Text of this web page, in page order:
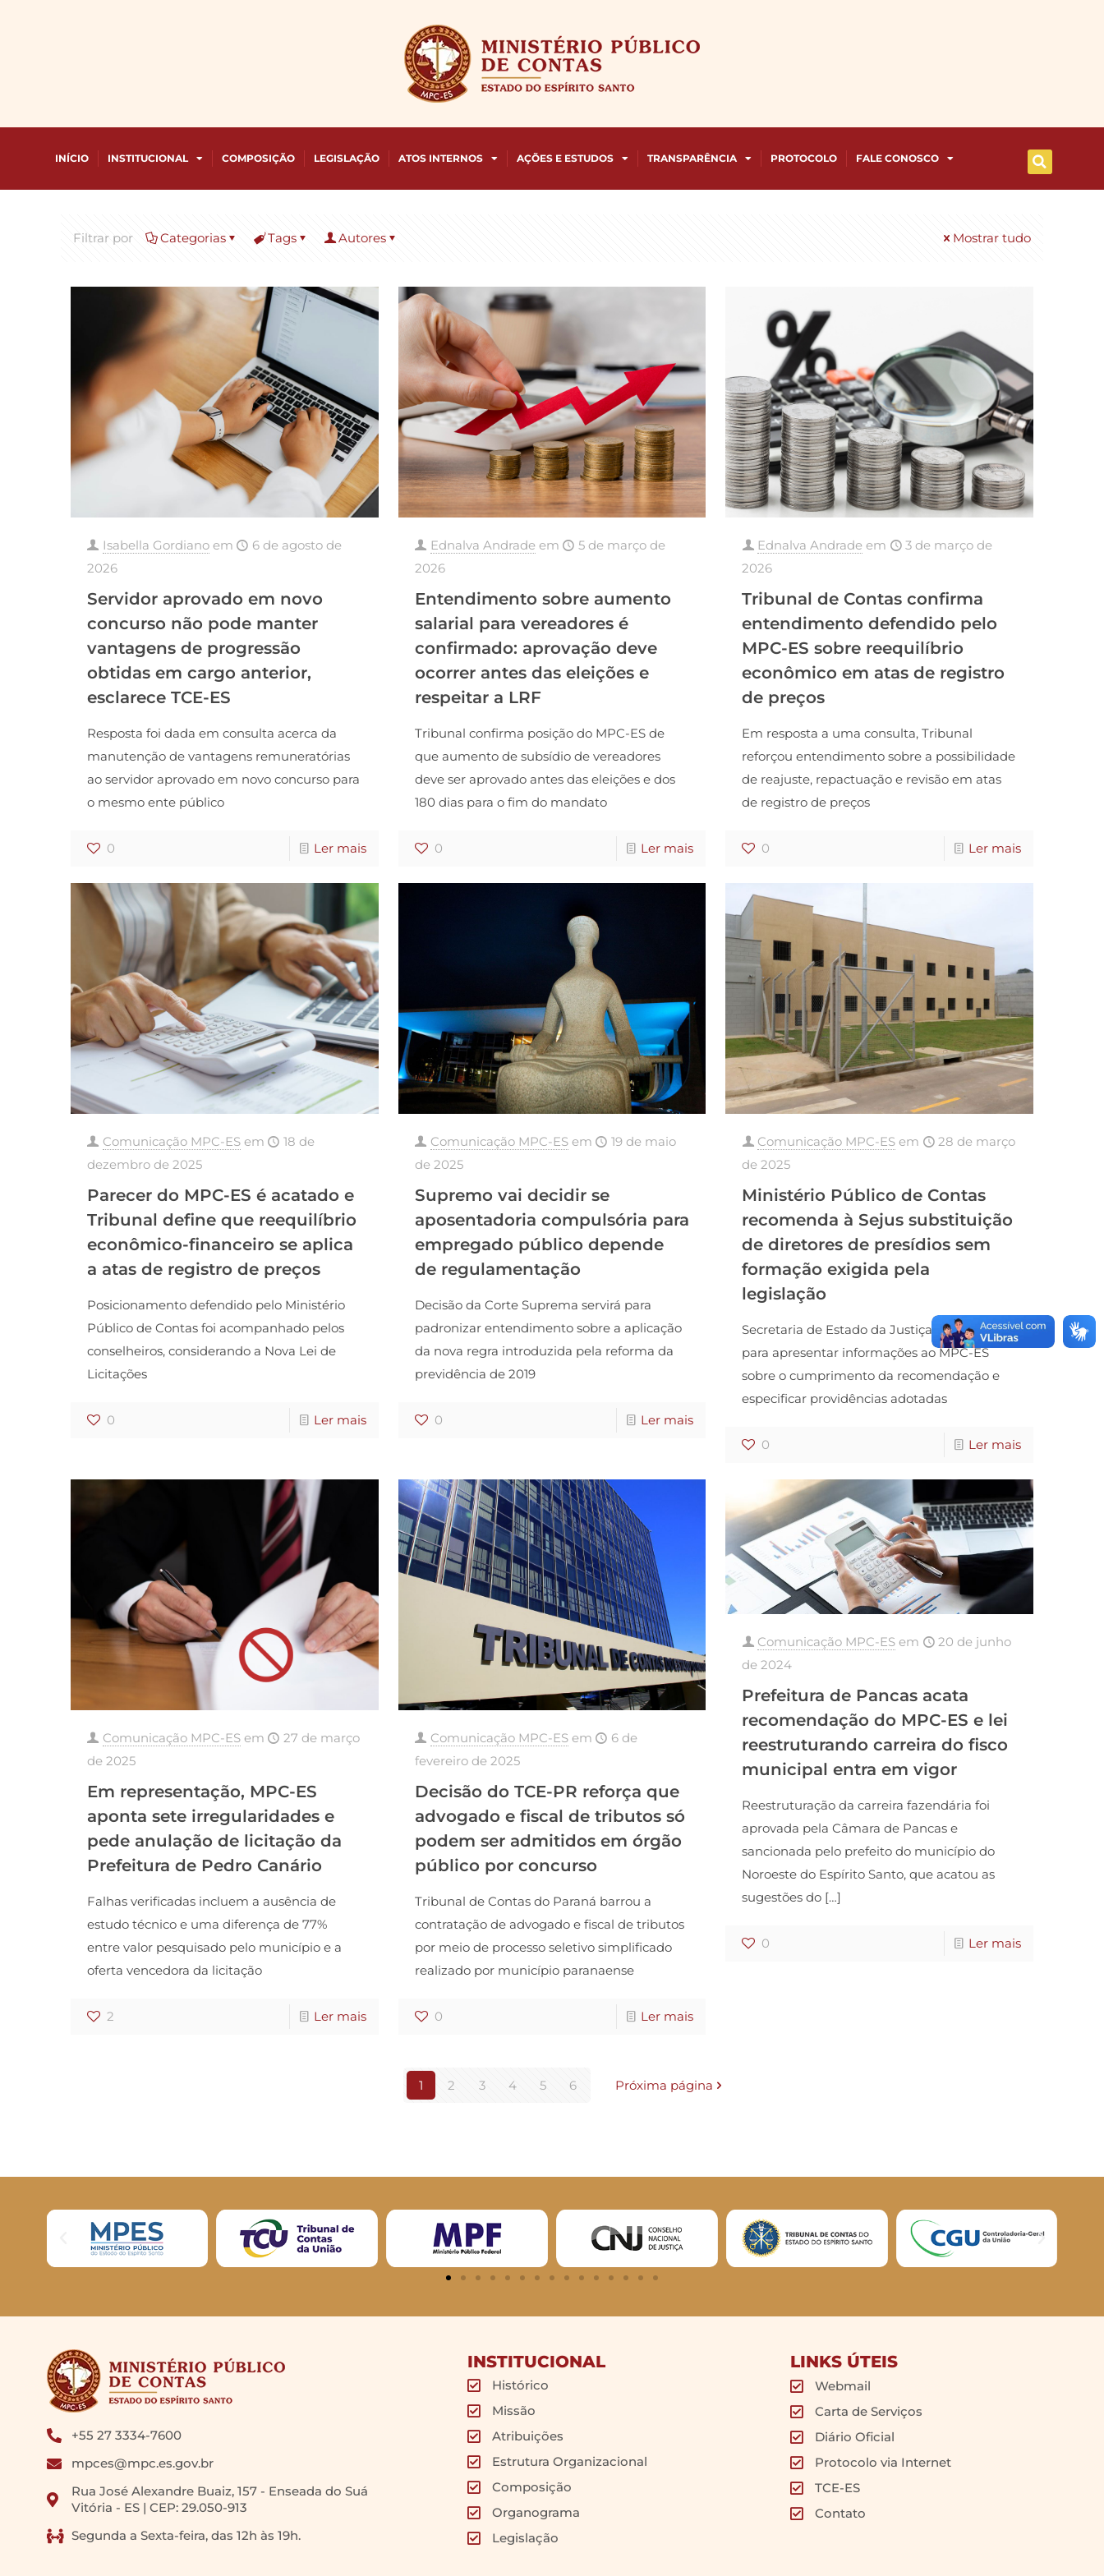
INÍCIO INSTITUCIONAL COMPOSIÇÃO LEGISLAÇÃO ATOS INTERNOS AÇÕES E ESTUDOS TRANSPARÊNCIA PROTOCOLO FALE CONOSCO
Filtrar por Categorias Tags Autores Mostrar tudo
Isabella Gordiano em
6 de agosto de
2026
Servidor aprovado em novo
concurso não pode manter
vantagens de progressão
obtidas em cargo anterior,
esclarece TCE-ES
Resposta foi dada em consulta acerca da
manutenção de vantagens remuneratórias
ao servidor aprovado em novo concurso para
o mesmo ente público
0 Ler mais
Ednalva Andrade em
5 de março de
2026
Entendimento sobre aumento
salarial para vereadores é
confirmado: aprovação deve
ocorrer antes das eleições e
respeitar a LRF
Tribunal confirma posição do MPC-ES de
que aumento de subsídio de vereadores
deve ser aprovado antes das eleições e dos
180 dias para o fim do mandato
0 Ler mais
Ednalva Andrade em
3 de março de
2026
Tribunal de Contas confirma
entendimento defendido pelo
MPC-ES sobre reequilíbrio
econômico em atas de registro
de preços
Em resposta a uma consulta, Tribunal
reforçou entendimento sobre a possibilidade
de reajuste, repactuação e revisão em atas
de registro de preços
0 Ler mais
Comunicação MPC-ES em
18 de
dezembro de 2025
Parecer do MPC-ES é acatado e
Tribunal define que reequilíbrio
econômico-financeiro se aplica
a atas de registro de preços
Posicionamento defendido pelo Ministério
Público de Contas foi acompanhado pelos
conselheiros, considerando a Nova Lei de
Licitações
0 Ler mais
Comunicação MPC-ES em
19 de maio
de 2025
Supremo vai decidir se
aposentadoria compulsória para
empregado público depende
de regulamentação
Decisão da Corte Suprema servirá para
padronizar entendimento sobre a aplicação
da nova regra introduzida pela reforma da
previdência de 2019
0 Ler mais
Comunicação MPC-ES em
28 de março
de 2025
Ministério Público de Contas
recomenda à Sejus substituição
de diretores de presídios sem
formação exigida pela
legislação
Secretaria de Estado da Justiça tem 10 dias
para apresentar informações ao MPC-ES
sobre o cumprimento da recomendação e
especificar providências adotadas
0 Ler mais
Comunicação MPC-ES em
27 de março
de 2025
Em representação, MPC-ES
aponta sete irregularidades e
pede anulação de licitação da
Prefeitura de Pedro Canário
Falhas verificadas incluem a ausência de
estudo técnico e uma diferença de 77%
entre valor pesquisado pelo município e a
oferta vencedora da licitação
2 Ler mais
Comunicação MPC-ES em
6 de
fevereiro de 2025
Decisão do TCE-PR reforça que
advogado e fiscal de tributos só
podem ser admitidos em órgão
público por concurso
Tribunal de Contas do Paraná barrou a
contratação de advogado e fiscal de tributos
por meio de processo seletivo simplificado
realizado por município paranaense
0 Ler mais
Comunicação MPC-ES em
20 de junho
de 2024
Prefeitura de Pancas acata
recomendação do MPC-ES e lei
reestruturando carreira do fisco
municipal entra em vigor
Reestruturação da carreira fazendária foi
aprovada pela Câmara de Pancas e
sancionada pelo prefeito do município do
Noroeste do Espírito Santo, que acatou as
sugestões do […]
0 Ler mais
1 2 3 4 5 6 Próxima página
+55 27 3334-7600
mpces@mpc.es.gov.br
Rua José Alexandre Buaiz, 157 - Enseada do Suá
Vitória - ES | CEP: 29.050-913
Segunda a Sexta-feira, das 12h às 19h.
INSTITUCIONAL
Histórico
Missão
Atribuições
Estrutura Organizacional
Composição
Organograma
Legislação
LINKS ÚTEIS
Webmail
Carta de Serviços
Diário Oficial
Protocolo via Internet
TCE-ES
Contato